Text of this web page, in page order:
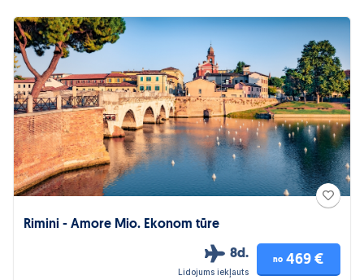
Rimini - Amore Mio. Ekonom tūre
8d.
Lidojums iekļauts
no 469 €